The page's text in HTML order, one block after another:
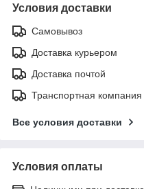
Условия доставки
Самовывоз
Доставка курьером
Доставка почтой
Транспортная компания
Все условия доставки
Условия оплаты